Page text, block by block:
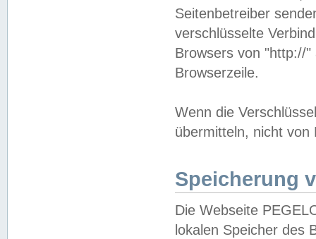
Seitenbetreiber
verschlüsselte
Browsers von "http://
Browserzeile.
Wenn die
übermitteln, nicht von
Speicherung
Die Webseite
lokalen Speicher des